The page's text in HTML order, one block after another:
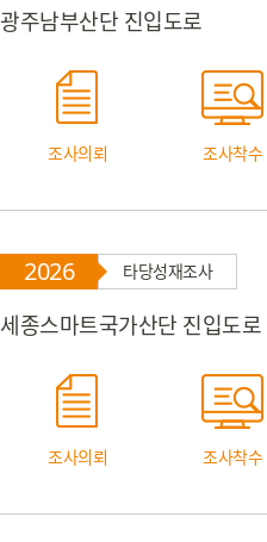
광주남부산단 진입도로
조사의뢰 조사착수
2026 타당성재조사
세종스마트국가산단 진입도로
조사의뢰 조사착수